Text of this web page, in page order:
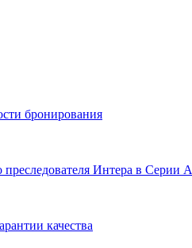
бронирования
Интера в Серии А
качества